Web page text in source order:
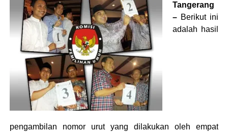
Tangerang
–Berikut ini
adalah hasil
pengambilan nomor urut yang dilakukan oleh empat